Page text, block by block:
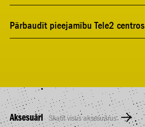
Pārbaudīt pieejamību Tele2 centros
Aksesuāri Skatīt visus aksesuārus